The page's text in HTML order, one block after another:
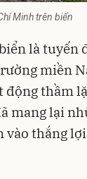
Minh trên biển
là tuyến
miền
động thầm
mang lại
thắng